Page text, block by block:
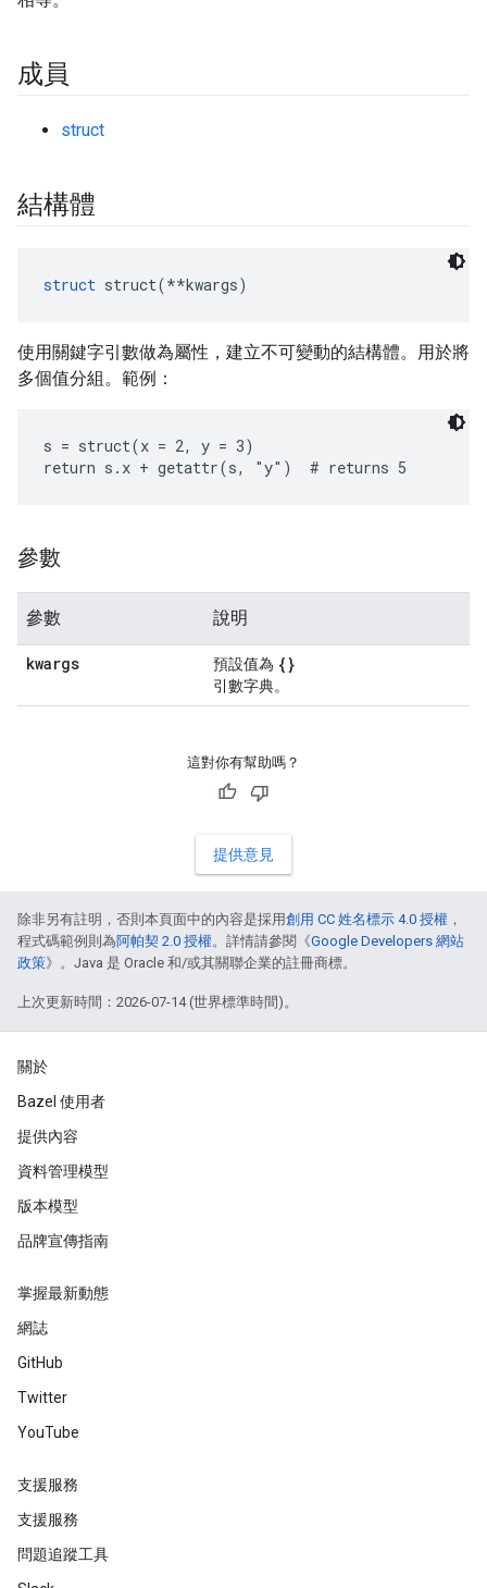
成員
struct
結構體
struct struct(**kwargs)
使用關鍵字引數做為屬性，建立不可變動的結構體。用於將
多個值分組。範例：
s = struct(x = 2, y = 3)
return s.x + getattr(s, "y")  # returns 5
參數
參數 說明
kwargs 預設值為 {}
引數字典。
這對你有幫助嗎？
提供意見
除非另有註明，否則本頁面中的內容是採用創用 CC 姓名標示 4.0 授權 ，
程式碼範例則為阿帕契 2.0 授權。詳情請參閱《Google Developers 網站
政策》。Java 是 Oracle 和/或其關聯企業的註冊商標。
上次更新時間：2026-07-14 (世界標準時間)。
關於
Bazel 使用者
提供內容
資料管理模型
版本模型
品牌宣傳指南
掌握最新動態
網誌
GitHub
Twitter
YouTube
支援服務
支援服務
問題追蹤工具